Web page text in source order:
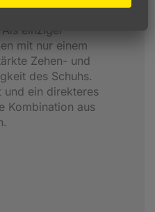
einziger
mit nur einem
Zehen- und
des Schuhs.
und ein direkteres
Kombination aus